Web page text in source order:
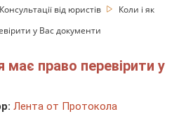
Консультації від юристів
Коли і як
у Вас документи
має право перевірити у
Лента от Протокола